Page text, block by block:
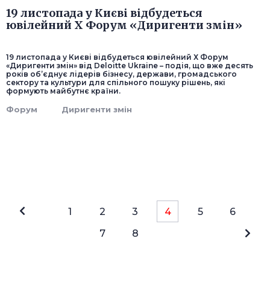
19 листопада у Києві відбудеться
ювілейний Х Форум «Диригенти змін»
19 листопада у Києві відбудеться ювілейний Х Форум
«Диригенти змін» від Deloitte Ukraine – подія, що вже десять
років об’єднує лідерів бізнесу, держави, громадського
сектору та культури для спільного пошуку рішень, які
формують майбутнє країни.
Форум Диригенти змін
1 2 3 4 5
6
7
8